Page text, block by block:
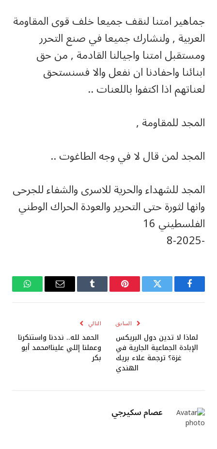
جماهير امتنا لنقف جميعا خلف قوى المقاومة
العربية , ولنشارك جميعا في صنع التحرر
ومستقبل امتنا واجيالنا القادمة , من حق
ابنائنا واحفادنا ان نفعل والا فسنستحق
لعناتهم اذا اكتفوا باللعنات ..
المجد للمقاومة ,
المجد لمن قال لا في وجه الطاغوت ..
المجد للشهداء والحرية للاسرى والشفاء للجرحى
وانها لثورة حتى التحرير والعودة الحراك الوطني
الفلسطيني 16
-8-2025
فيسبوك تويتر بينتيريستTumblr
البريد
واتساب
السابق
لماذا لا تدين دول البريكس
الإبادة الجماعية الجارية في
غزة؟ ترجمة علاء بريك
الهندي
التالي
الحمد لله.. نددنا واستنكرنا
وعملنا إللي علينا!محمد أبو
بكر
عصام سكيرجي